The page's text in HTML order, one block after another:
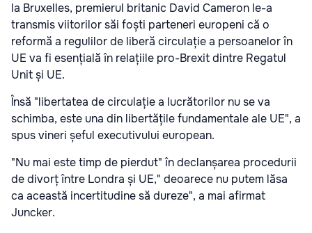
la Bruxelles, premierul britanic David Cameron le-a
transmis viitorilor săi foști parteneri europeni că o
reformă a regulilor de liberă circulație a persoanelor în
UE va fi esențială în relațiile pro-Brexit dintre Regatul
Unit și UE.
Însă "libertatea de circulație a lucrătorilor nu se va
schimba, este una din libertățile fundamentale ale UE", a
spus vineri șeful executivului european.
"Nu mai este timp de pierdut" în declanșarea procedurii
de divorț între Londra și UE," deoarece nu putem lăsa
ca această incertitudine să dureze", a mai afirmat
Juncker.